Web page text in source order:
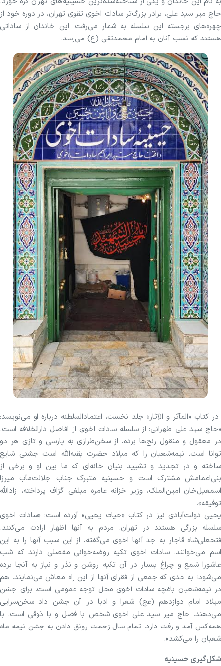
حاج میر سید علی، برادر بزرگ‌تر سادات اخوی تقوی تهران، در دوره خود از
چهره‌های برجسته این سلسله به شمار می‌رفت. این خاندان از ساداتی
هستند که نسب آنان به امام محمدتقی (ع) می‌رسد.
در کتاب «المآثر و الآثار» جلد نخست، اعتمادالسلطنه درباره او می‌نویسد:
«حاج سید علی طهرانی: از سلسله سادات اخوی از افاضل دارالخلافه است.
در معقول و منقول رنج‌ها برده، از سخن‌طرازی به پارسی و تازی هر دو
توانا است. نیمه‌شعبان را که میلاد حضرت بقیه‌الله است جشنی شایع
ساخته و در تجدید و تشیید بنیان خانه‌ای که ما بین او و برخی از
بنی‌اعمامش مشترک است و حسینیه متبرک جناب جلالت‌مآب میرزا
اسمعیل‌خان امین‌الملک، وزیر خزانه عامره مبلغی گزاف پرداخته، زادالله
توفیقه».
یحیی دولت‌آبادی نیز در کتاب «حیات یحیی» آورده است: «سادات اخوی
سلسله بزرگی هستند در تهران. مردم به آنها اظهار ارادت می‌کنند.
فتحعلی‌شاه قاجار به جد آنها اخوی می‌گفته، از این سبب آنها را به این
اسم می‌خوانند. سادات اخوی تکیه روضه‌خوانی مفصلی دارند که شب
عاشورا شمع و چراغ بسیار در آن تکیه روشن و نذر و نیاز به آنجا برده
می‌شود؛ به حدی که جمعی از فقرای آنها از این راه معاش می‌نمایند. هم
در نیمه‌شعبان باغچه سادات اخوی محل توجه عمومی است. برای جشن
میلاد امام دوازدهم (عج) شعرا و ادبا در آن جشن داد سخن‌سرایی
می‌دهند. حاج میر سید علی اخوی شخص با فضل و با ذوقی است. با
همه‌کس آمد و رفت دارد. تمام سال زحمت رونق دادن به جشن نیمه ماه
شعبان را می‌کشد».
شکل‌گیری حسینیه